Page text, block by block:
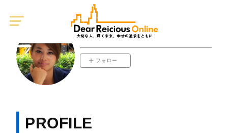
八木チエ
フォロー
PROFILE